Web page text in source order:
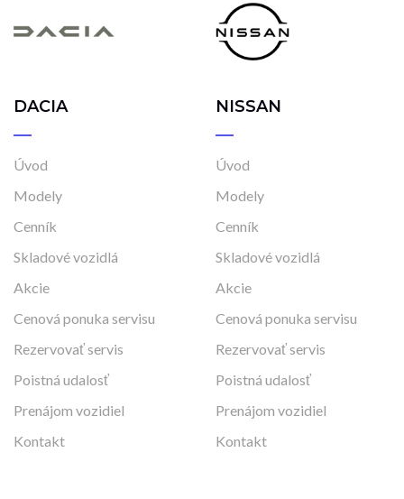
DACIA
Úvod
Modely
Cenník
Skladové vozidlá
Akcie
Cenová ponuka servisu
Rezervovať servis
Poistná udalosť
Prenájom vozidiel
Kontakt
NISSAN
Úvod
Modely
Cenník
Skladové vozidlá
Akcie
Cenová ponuka servisu
Rezervovať servis
Poistná udalosť
Prenájom vozidiel
Kontakt